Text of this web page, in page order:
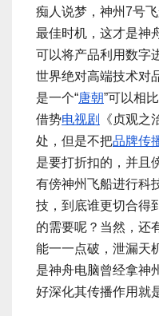
痴人说梦，神州7号
最佳时机，这才是神
可以将产品利用数字
世界绝对高端技术对
是一个“唐朝”可以相
借势电视剧 《贞观之
处，但是不把品牌传
是要打折扣的，并且
有傍神州飞船进行科
技，到底谁更切合得
的需要呢？当然，还
能一一点破，泄漏天
是神舟电脑曾经拿神
好深化其传播作用就